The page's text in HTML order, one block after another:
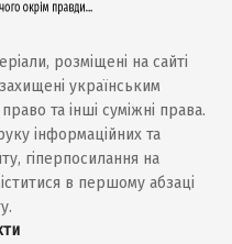
розміщені на сайті
українським
та інші суміжні права.
інформаційних та
гіперпосилання на
в першому абзаці